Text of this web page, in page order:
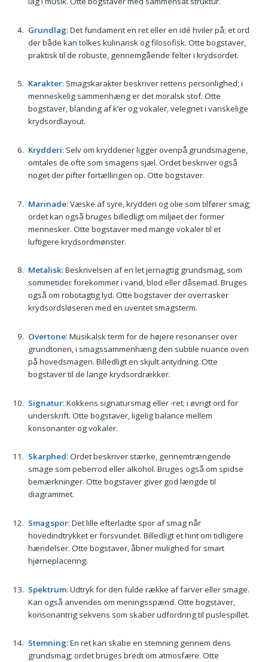
Grundlag: Det fundament en ret eller en idé hviler på; et ord
der både kan tolkes kulinarisk og filosofisk. Otte bogstaver,
praktisk til de robuste, gennemgående felter i krydsordet.
Karakter: Smagskarakter beskriver rettens personlighed; i
menneskelig sammenhæng er det moralsk stof. Otte
bogstaver, blanding af k’er og vokaler, velegnet i vanskelige
krydsordlayout.
Krydderi: Selv om krydderier ligger ovenpå grundsmagene,
omtales de ofte som smagens sjæl. Ordet beskriver også
noget der pifter fortællingen op. Otte bogstaver.
Marinade: Væske af syre, krydderi og olie som tilfører smag;
ordet kan også bruges billedligt om miljøet der former
mennesker. Otte bogstaver med mange vokaler til et
luftigere krydsordmønster.
Metalisk: Beskrivelsen af en let jernagtig grundsmag, som
sommetider forekommer i vand, blod eller dåsemad. Bruges
også om robotagtig lyd. Otte bogstaver der overrasker
krydsordsløseren med en uventet smagsterm.
Overtone: Musikalsk term for de højere resonanser over
grundtonen, i smagssammenhæng den subtile nuance oven
på hovedsmagen. Billedligt en skjult antydning. Otte
bogstaver til de lange krydsordrækker.
Signatur: Kokkens signatursmag eller -ret; i øvrigt ord for
underskrift. Otte bogstaver, ligelig balance mellem
konsonanter og vokaler.
Skarphed: Ordet beskriver stærke, gennemtrængende
smage som peberrod eller alkohol. Bruges også om spidse
bemærkninger. Otte bogstaver giver god længde til
diagrammet.
Smagspor: Det lille efterladte spor af smag når
hovedindtrykket er forsvundet. Billedligt et hint om tidligere
hændelser. Otte bogstaver, åbner mulighed for smart
hjørneplacering.
Spektrum: Udtryk for den fulde række af farver eller smage.
Kan også anvendes om meningsspænd. Otte bogstaver,
konsonantrig sekvens som skaber udfordring til puslespillet.
Stemning: En ret kan skabe en stemning gennem dens
grundsmag; ordet bruges bredt om atmosfære. Otte